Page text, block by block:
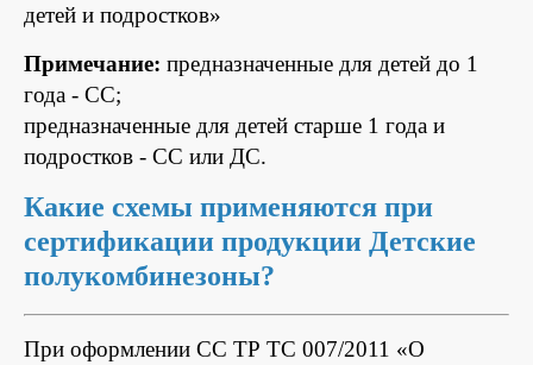
детей и подростков»
Примечание: предназначенные для детей до 1
года - СС;
предназначенные для детей старше 1 года и
подростков - СС или ДС.
Какие схемы применяются при
сертификации продукции Детские
полукомбинезоны?
При оформлении СС ТР ТС 007/2011 «О